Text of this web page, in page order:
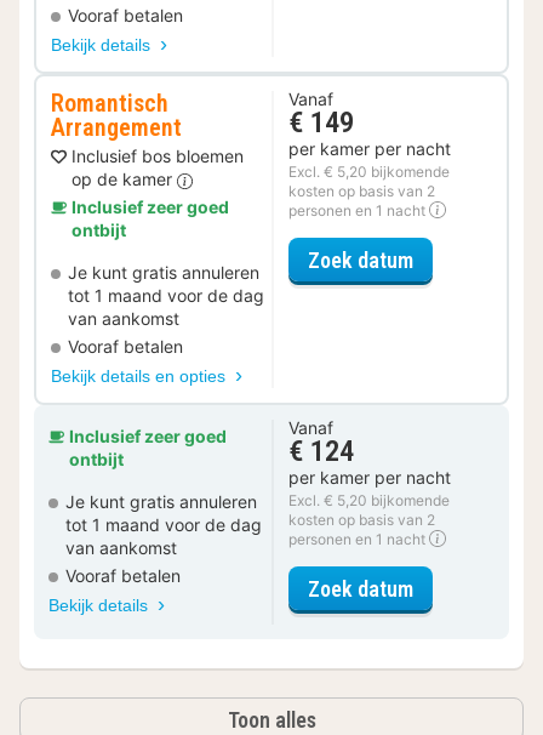
Vooraf betalen
Bekijk details
Romantisch
Arrangement
Inclusief bos bloemen
op de kamer
Inclusief zeer goed
ontbijt
Je kunt gratis annuleren
tot 1 maand voor de dag
van aankomst
Vooraf betalen
Bekijk details en opties
Vanaf
€ 149
per kamer per nacht
Excl. € 5,20 bijkomende
kosten op basis van 2
personen en 1 nacht
Zoek datumvoor
Inclusief zeer goed
ontbijt
Je kunt gratis annuleren
tot 1 maand voor de dag
van aankomst
Vooraf betalen
Bekijk details
Vanaf
€ 124
per kamer per nacht
Excl. € 5,20 bijkomende
kosten op basis van 2
personen en 1 nacht
Zoek datumvoor Double
Toon alles